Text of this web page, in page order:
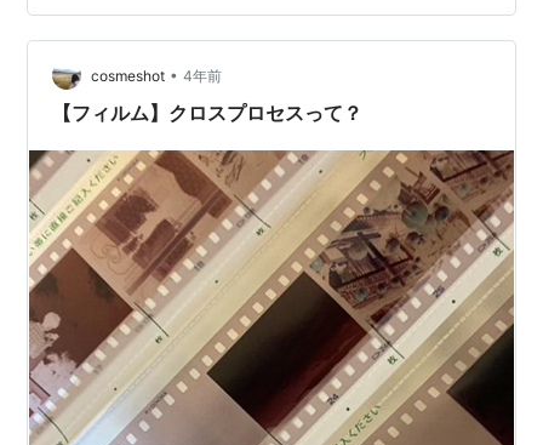
ニヤしてしまう光景です😊 笑 写真展とかもできて、 居
心地がよく、つい長居してしまってました。。 ガヤガヤ
してる…cosmeshot • 4年前
【フィルム】クロスプロセスって？